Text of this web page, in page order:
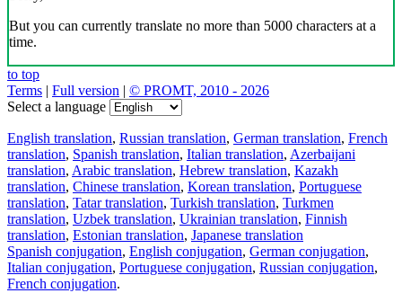
But you can currently translate no more than 5000 characters at a
time.
to top
Terms | Full version | © PROMT, 2010 - 2026
Select a language
English translation, Russian translation, German translation, French
translation, Spanish translation, Italian translation, Azerbaijani
translation, Arabic translation, Hebrew translation, Kazakh
translation, Chinese translation, Korean translation, Portuguese
translation, Tatar translation, Turkish translation, Turkmen
translation, Uzbek translation, Ukrainian translation, Finnish
translation, Estonian translation, Japanese translation
Spanish conjugation, English conjugation, German conjugation,
Italian conjugation, Portuguese conjugation, Russian conjugation,
French conjugation.